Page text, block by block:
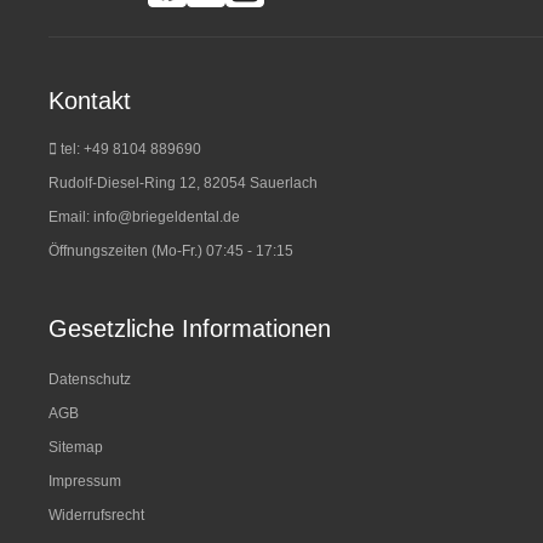
Kontakt
tel: +49 8104 889690
Rudolf-Diesel-Ring 12, 82054 Sauerlach
Email: info@briegeldental.de
Öffnungszeiten (Mo-Fr.) 07:45 - 17:15
Gesetzliche Informationen
Datenschutz
AGB
Sitemap
Impressum
Widerrufsrecht